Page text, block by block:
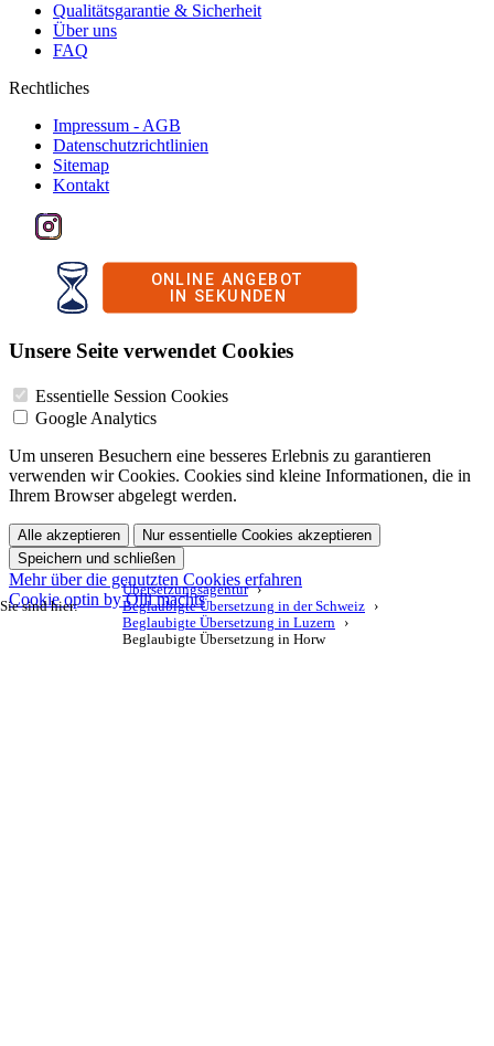
Sie sind hier:
Übersetzungsagentur
Beglaubigte Übersetzung in der Schweiz
Beglaubigte Übersetzung in Luzern
Beglaubigte Übersetzung in Horw
Qualitätsgarantie & Sicherheit
Über uns
FAQ
Rechtliches
Impressum - AGB
Datenschutzrichtlinien
Sitemap
Kontakt
Unsere Seite verwendet Cookies
Essentielle Session Cookies
Google Analytics
Um unseren Besuchern eine besseres Erlebnis zu garantieren
verwenden wir Cookies. Cookies sind kleine Informationen, die in
Ihrem Browser abgelegt werden.
Alle akzeptieren
Nur essentielle Cookies akzeptieren
Speichern und schließen
Mehr über die genutzten Cookies erfahren
Cookie optin by Olli machts